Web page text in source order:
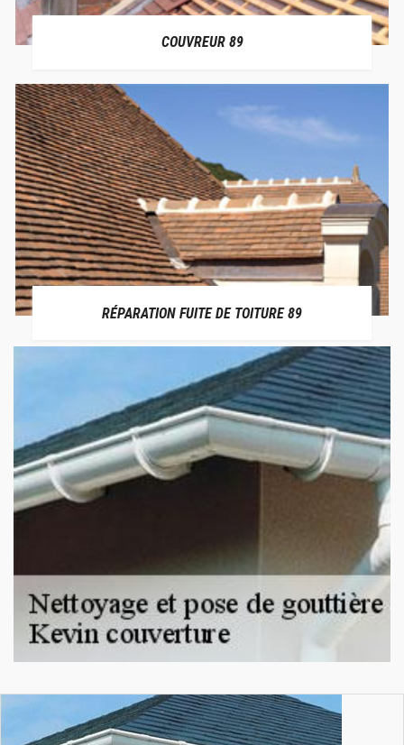
COUVREUR 89
RÉPARATION FUITE DE TOITURE 89